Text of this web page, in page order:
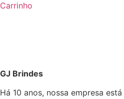
Carrinho
GJ Brindes
Há 10 anos, nossa empresa